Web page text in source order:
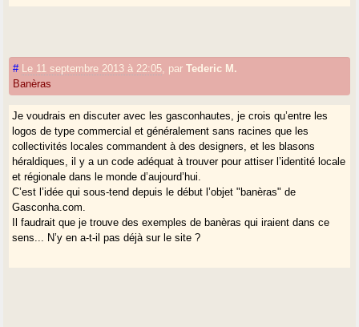
# Le 11 septembre 2013 à 22:05 parTederic M.
Banèras
Je voudrais en discuter avec les gasconhautes, je crois qu’entre les
logos de type commercial et généralement sans racines que les
collectivités locales commandent à des designers, et les blasons
héraldiques, il y a un code adéquat à trouver pour attiser l’identité locale
et régionale dans le monde d’aujourd’hui.
C’est l’idée qui sous-tend depuis le début l’objet "banèras" de
Gasconha.com.
Il faudrait que je trouve des exemples de banèras qui iraient dans ce
sens... N’y en a-t-il pas déjà sur le site ?